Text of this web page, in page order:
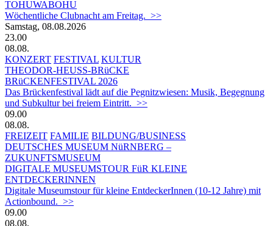
TOHUWABOHU
Wöchentliche Clubnacht am Freitag. >>
Samstag, 08.08.2026
23.00
08.08.
KONZERT FESTIVAL KULTUR
THEODOR-HEUSS-BRüCKE
BRüCKENFESTIVAL 2026
Das Brückenfestival lädt auf die Pegnitzwiesen: Musik, Begegnung
und Subkultur bei freiem Eintritt. >>
09.00
08.08.
FREIZEIT FAMILIE BILDUNG/BUSINESS
DEUTSCHES MUSEUM NüRNBERG –
ZUKUNFTSMUSEUM
DIGITALE MUSEUMSTOUR FüR KLEINE
ENTDECKERINNEN
Digitale Museumstour für kleine EntdeckerInnen (10-12 Jahre) mit
Actionbound. >>
09.00
08.08.